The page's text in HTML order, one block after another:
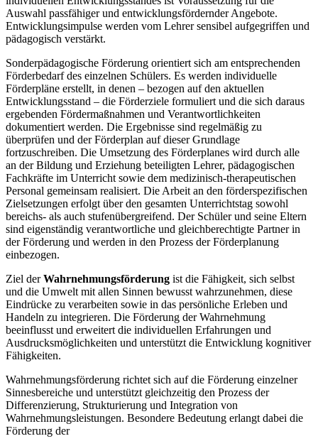
Auswahl passfähiger und entwicklungsfördernder Angebote.
Entwicklungsimpulse werden vom Lehrer sensibel aufgegriffen und
pädagogisch verstärkt.
Sonderpädagogische Förderung orientiert sich am entsprechenden
Förderbedarf des einzelnen Schülers. Es werden individuelle
Förderpläne erstellt, in denen – bezogen auf den aktuellen
Entwicklungsstand – die Förderziele formuliert und die sich daraus
ergebenden Fördermaßnahmen und Verantwortlichkeiten
dokumentiert werden. Die Ergebnisse sind regelmäßig zu
überprüfen und der Förderplan auf dieser Grundlage
fortzuschreiben. Die Umsetzung des Förderplanes wird durch alle
an der Bildung und Erziehung beteiligten Lehrer, pädagogischen
Fachkräfte im Unterricht sowie dem medizinisch-therapeutischen
Personal gemeinsam realisiert. Die Arbeit an den förderspezifischen
Zielsetzungen erfolgt über den gesamten Unterrichtstag sowohl
bereichs- als auch stufenübergreifend. Der Schüler und seine Eltern
sind eigenständig verantwortliche und gleichberechtigte Partner in
der Förderung und werden in den Prozess der Förderplanung
einbezogen.
Ziel derWahrnehmungsförderung ist die Fähigkeit, sich selbst
und die Umwelt mit allen Sinnen bewusst wahrzunehmen, diese
Eindrücke zu verarbeiten sowie in das persönliche Erleben und
Handeln zu integrieren. Die Förderung der Wahrnehmung
beeinflusst und erweitert die individuellen Erfahrungen und
Ausdrucksmöglichkeiten und unterstützt die Entwicklung kognitiver
Fähigkeiten.
Wahrnehmungsförderung richtet sich auf die Förderung einzelner
Sinnesbereiche und unterstützt gleichzeitig den Prozess der
Differenzierung, Strukturierung und Integration von
Wahrnehmungsleistungen. Besondere Bedeutung erlangt dabei die
Förderung der